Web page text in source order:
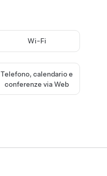
Wi-Fi
Telefono, calendario e
conferenze via Web